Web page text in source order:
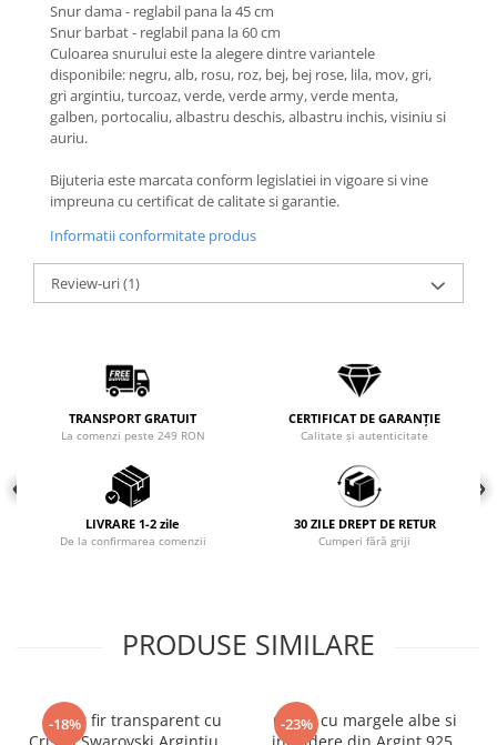
Brățări din Aur cu pietre
semiprețioase
Brățări din Argint cu pietre
semiprețioase
Brățări elastice cu pietre
semiprețioase
BRĂȚĂRI DE PICIOR
Brățări de picior din Aur
Brățări de picior din Argint
COLIERE
Coliere cu mărgele colorate și
Snur dama - reglabil pana la 45 cm
Snur barbat - reglabil pana la 60 cm
Culoarea snurului este la alegere dintre variantele
disponibile: negru, alb, rosu, roz, bej, bej rose, lila, mov, gri,
gri argintiu, turcoaz, verde, verde army, verde menta,
galben, portocaliu, albastru deschis, albastru inchis, visiniu si
auriu.
Bijuteria este marcata conform legislatiei in vigoare si vine
impreuna cu certificat de calitate si garantie.
Informatii conformitate produs
Review-uri(1)
TRANSPORT GRATUIT
La comenzi peste 249 RON
CERTIFICAT DE GARANȚIE
Calitate și autenticitate
LIVRARE 1-2 zile
De la confirmarea comenzii
30 ZILE DREPT DE RETUR
Cumperi fără griji
PRODUSE SIMILARE
-18%
Colier fir transparent cu
-23%
Colier cu margele albe si